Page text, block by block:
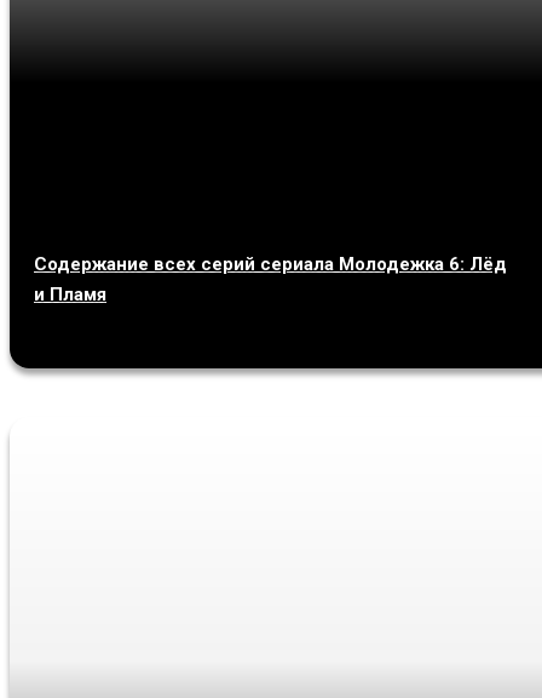
Содержание всех серий сериала Молодежка 6: Лёд
и Пламя